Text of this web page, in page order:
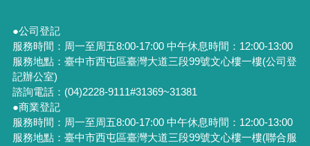
●公司登記
服務時間：周一至周五8:00-17:00 中午休息時間：12:00-13:00
服務地點：臺中市西屯區臺灣大道三段99號文心樓一樓(公司登
記辦公室)
諮詢電話：(04)2228-9111#31369~31381
●商業登記
服務時間：周一至周五8:00-17:00 中午休息時間：12:00-13:00
服務地點：臺中市西屯區臺灣大道三段99號文心樓一樓(聯合服